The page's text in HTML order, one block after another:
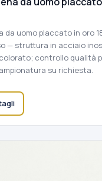
da uomo placcato in oro
— struttura in acciaio
controllo qualità
su richiesta.